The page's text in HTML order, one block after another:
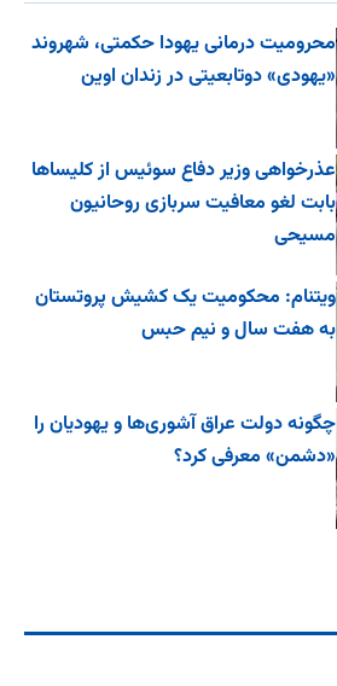
محرومیت درمانی یهودا حکمتی، شهروند
«یهودی» دوتابعیتی در زندان اوین
عذرخواهی وزیر دفاع سوئیس از کلیساها
بابت لغو معافیت سربازی روحانیون
مسیحی
ویتنام: محکومیت یک کشیش پروتستان
به هفت سال و نیم حبس
چگونه دولت عراق آشوری‌ها و یهودیان را
«دشمن» معرفی کرد؟